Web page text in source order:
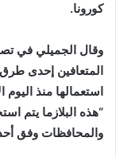
كورونا.
وقال الجميلي في
المتعافين إحدى طرق
استعمالها منذ اليوم
“هذه البلازما يتم
والمحافظات وفق